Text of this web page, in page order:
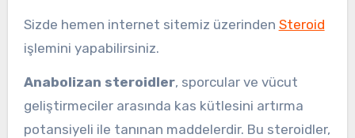
Sizde hemen internet sitemiz üzerinden Steroid
işlemini yapabilirsiniz.
Anabolizan steroidler, sporcular ve vücut
geliştirmeciler arasında kas kütlesini artırma
potansiyeli ile tanınan maddelerdir. Bu steroidler,